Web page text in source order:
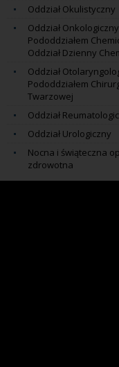
Oddział Okulistyczny
Oddział
Pododdziałem
Oddział Dzienny
Oddział
Pododdziałem
Twarzowej
Oddział
Oddział Urologiczny
Nocna i świąteczna
zdrowotna